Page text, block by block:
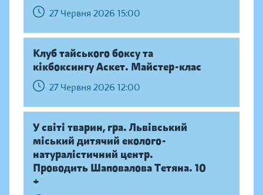
27 Червня 2026 15:00
Клуб тайського боксу та
кікбоксингу Аскет. Майстер-клас
27 Червня 2026 12:00
У світі тварин, гра. Львівський
міський дитячий еколого-
натуралістичний центр.
Проводить Шаповалова Тетяна. 10
+